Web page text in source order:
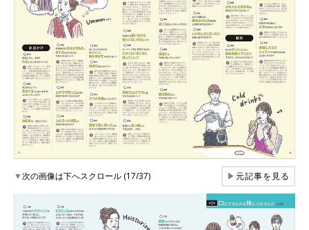
▼次の画像は下へスクロール (17/37) ▶元記事を見る